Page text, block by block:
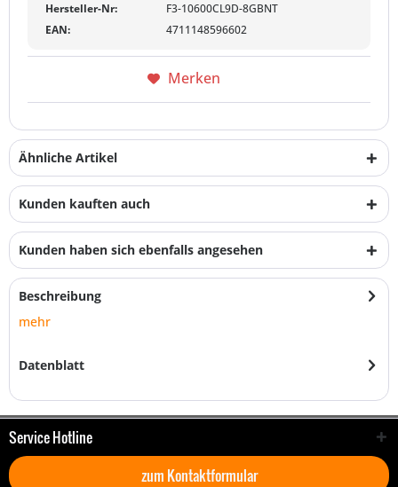
Hersteller-Nr:
F3-10600CL9D-8GBNT
EAN:
4711148596602
Merken
Ähnliche Artikel
Kunden kauften auch
Kunden haben sich ebenfalls angesehen
Beschreibung
mehr
Datenblatt
Service Hotline
zum Kontaktformular